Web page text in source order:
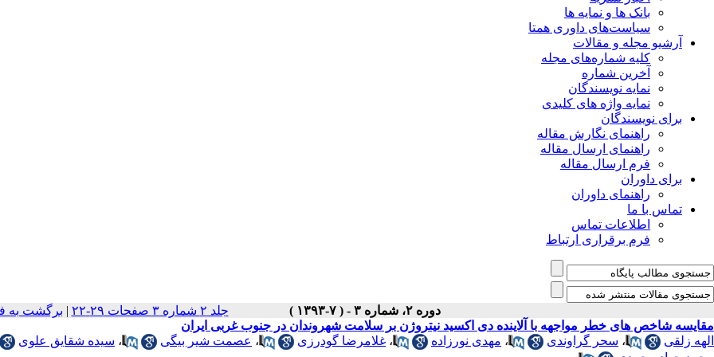
بانک ها و نمایه ها
سیاست‌های داوری همتا
آرشیو مجله و مقالات
کلیه شماره‌های مجله
آخرین شماره
نمایه نویسندگان
نمایه واژه های کلیدی
برای نویسندگان
راهنمای نگارش مقاله
راهنمای ارسال مقاله
فرم ارسال مقاله
برای داوران
راهنمای داوران
تماس با ما
اطلاعات تماس
فرم برقراری ارتباط
دوره ۲، شماره ۳ - ( ۷-۱۳۹۳ ) جلد ۲ شماره ۳ صفحات ۲۹-۲۲ | برگشت به
مقایسه شاخص های خطر مواجهه با آلاینده دی اکسید نیتروژن بر سلامت شهروندان در جنوب غربی ایران
الهه زلقی
، سحر گراوندی ، مهدی نورزاده ، غلامرضا گودرزی ، عصمت شیر بیگی ، سیده شقایق علوی